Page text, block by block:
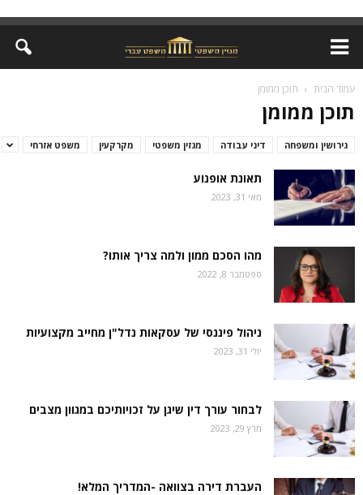
עמוד הבית תוכן ממומן
תוכן ממומן
גירושין ומשפחה דיני עבודה מגזין משפטי מקרקעין משפט אזרחי
תאונת אופנוע
מאי 31, 2023
מהו הסכם ממון ולמה צריך אותו?
ספטמבר 8, 2022
ניהול פיננסי של עסקאות נדל"ן מחייב מקצועיות
יולי 31, 2023
לבחור עורך דין שיגן על זכויותיכם במגוון מצבים
מרץ 29, 2023
העברת דירה בצוואה -המדריך המלא!